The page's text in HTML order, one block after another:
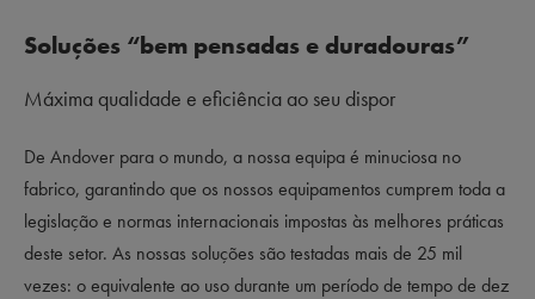
Soluções “bem pensadas e duradouras”
Máxima qualidade e eficiência ao seu dispor
De Andover para o mundo, a nossa equipa é minuciosa no
fabrico, garantindo que os nossos equipamentos cumprem toda a
legislação e normas internacionais impostas às melhores práticas
deste setor. As nossas soluções são testadas mais de 25 mil
vezes: o equivalente ao uso durante um período de tempo de dez